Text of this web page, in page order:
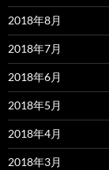
2018年8月
2018年7月
2018年6月
2018年5月
2018年4月
2018年3月